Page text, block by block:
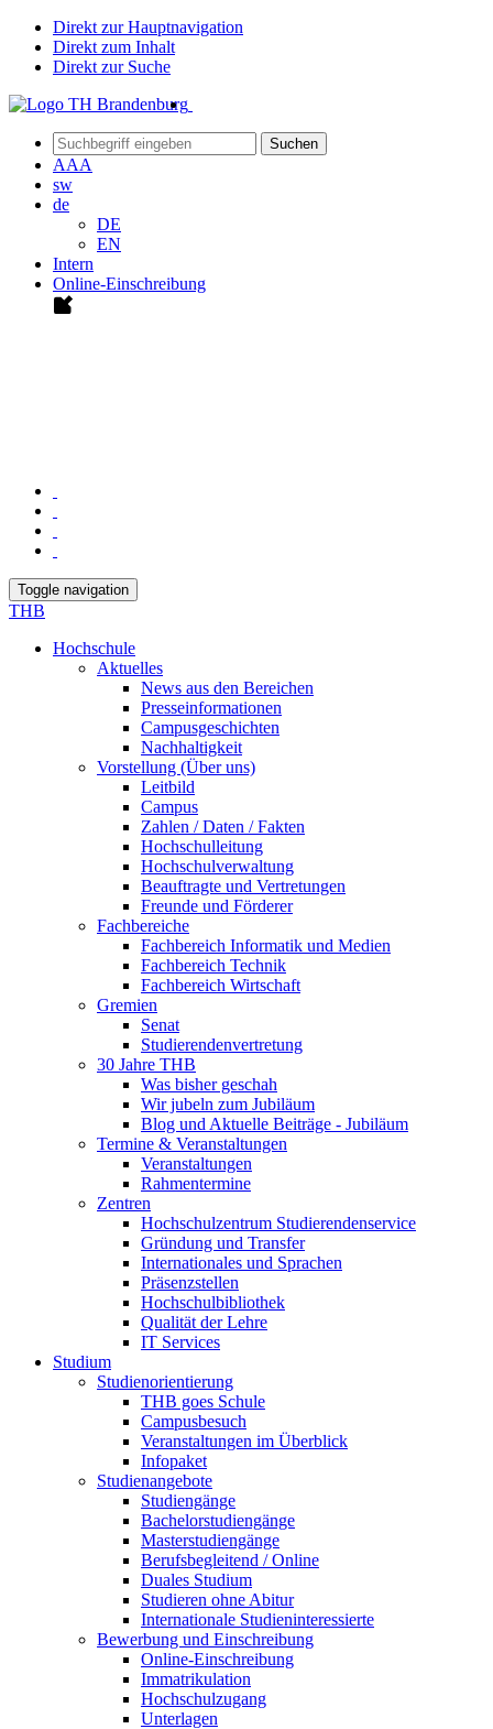
Direkt zur Hauptnavigation
Direkt zum Inhalt
Direkt zur Suche
Suchen
AAA
sw
de
DE
EN
Intern
Online-Einschreibung
Toggle navigation
THB
Hochschule
Aktuelles
News aus den Bereichen
Presseinformationen
Campusgeschichten
Nachhaltigkeit
Vorstellung (Über uns)
Leitbild
Campus
Zahlen / Daten / Fakten
Hochschulleitung
Hochschulverwaltung
Beauftragte und Vertretungen
Freunde und Förderer
Fachbereiche
Fachbereich Informatik und Medien
Fachbereich Technik
Fachbereich Wirtschaft
Gremien
Senat
Studierendenvertretung
30 Jahre THB
Was bisher geschah
Wir jubeln zum Jubiläum
Blog und Aktuelle Beiträge - Jubiläum
Termine & Veranstaltungen
Veranstaltungen
Rahmentermine
Zentren
Hochschulzentrum Studierendenservice
Gründung und Transfer
Internationales und Sprachen
Präsenzstellen
Hochschulbibliothek
Qualität der Lehre
IT Services
Studium
Studienorientierung
THB goes Schule
Campusbesuch
Veranstaltungen im Überblick
Infopaket
Studienangebote
Studiengänge
Bachelorstudiengänge
Masterstudiengänge
Berufsbegleitend / Online
Duales Studium
Studieren ohne Abitur
Internationale Studieninteressierte
Bewerbung und Einschreibung
Online-Einschreibung
Immatrikulation
Hochschulzugang
Unterlagen